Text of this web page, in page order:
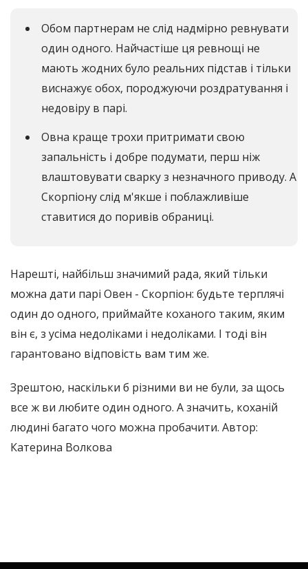
Обом партнерам не слід надмірно ревнувати
один одного. Найчастіше ця ревнощі не
мають жодних було реальних підстав і тільки
виснажує обох, породжуючи роздратування і
недовіру в парі.
Овна краще трохи притримати свою
запальність і добре подумати, перш ніж
влаштовувати сварку з незначного приводу. А
Скорпіону слід м'якше і поблажливіше
ставитися до поривів обраниці.
Нарешті, найбільш значимий рада, який тільки
можна дати парі Овен - Скорпіон: будьте терплячі
один до одного, приймайте коханого таким, яким
він є, з усіма недоліками і недоліками. І тоді він
гарантовано відповість вам тим же.
Зрештою, наскільки б різними ви не були, за щось
все ж ви любите один одного. А значить, коханій
людині багато чого можна пробачити. Автор:
Катерина Волкова